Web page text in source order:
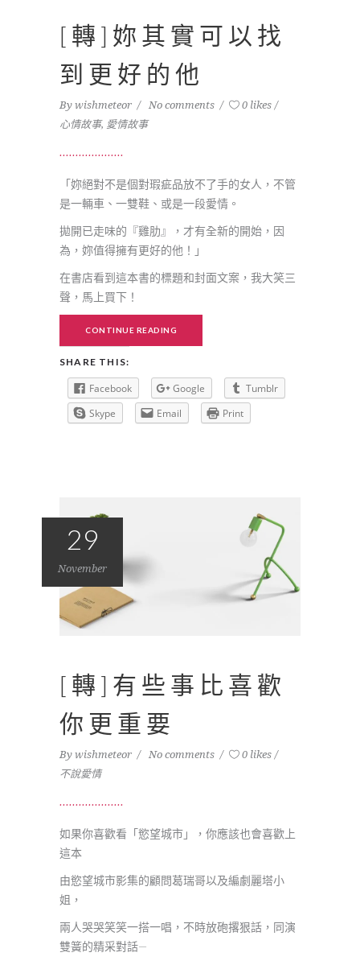
[轉]妳其實可以找
到更好的他
By wishmeteor No comments
0 likes
心情故事, 愛情故事
「妳絕對不是個對瑕疵品放不了手的女人，不管
是一輛車、一雙鞋、或是一段愛情。
拋開已走味的『雞肋』，才有全新的開始，因
為，妳值得擁有更好的他！」
在書店看到這本書的標題和封面文案，我大笑三
聲，馬上買下！
CONTINUE READING
SHARE THIS:
Facebook Google
Tumblr
Skype
Email Print
29
November
[轉]有些事比喜歡
你更重要
By wishmeteor No comments
0 likes
不說愛情
如果你喜歡看「慾望城市」，你應該也會喜歡上
這本
由慾望城市影集的顧問葛瑞哥以及編劇麗塔小
姐，
兩人哭哭笑笑一搭一唱，不時放砲撂狠話，同演
雙簧的精采對話—